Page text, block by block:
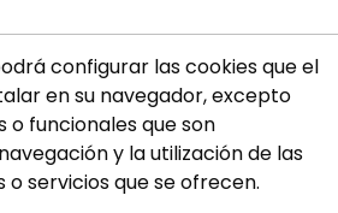
configurar las cookies que el
en su navegador, excepto
o funcionales que son
y la utilización de las
servicios que se ofrecen.